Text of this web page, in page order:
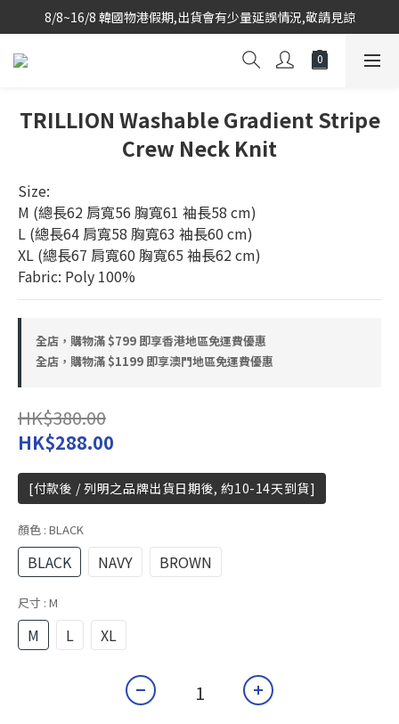
韓國當地代購團隊,每星期韓國直送香港
8/8~16/8 韓國物港假期,出貨會有少量延誤情況,敬請見諒
韓國當地代購團隊,每星期韓國直送香港
TRILLION Washable Gradient Stripe
Crew Neck Knit
Size:
M (總長62 肩寬56 胸寬61 袖長58 cm)
L (總長64 肩寬58 胸寬63 袖長60 cm)
XL (總長67 肩寬60 胸寬65 袖長62 cm)
Fabric: Poly 100%
全店，購物滿 $799 即享香港地區免運費優惠
全店，購物滿 $1199 即享澳門地區免運費優惠
HK$380.00
HK$288.00
[付款後 / 列明之品牌出貨日期後, 約10-14天到貨]
顏色 : BLACK
BLACK NAVY BROWN
尺寸 : M
M L XL